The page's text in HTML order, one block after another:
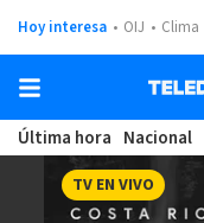
Hoy interesa OIJ Clima
Última hora Nacional
TV EN VIVO